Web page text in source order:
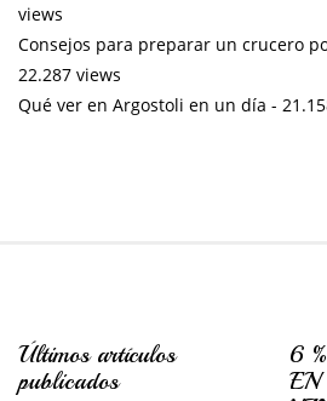
views
Consejos para preparar un crucero
22.287 views
Qué ver en Argostoli en un día -
Últimos artículos
publicados
6
EN